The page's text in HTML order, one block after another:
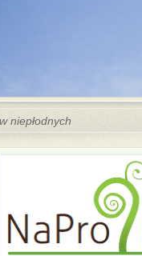
niepłodnych